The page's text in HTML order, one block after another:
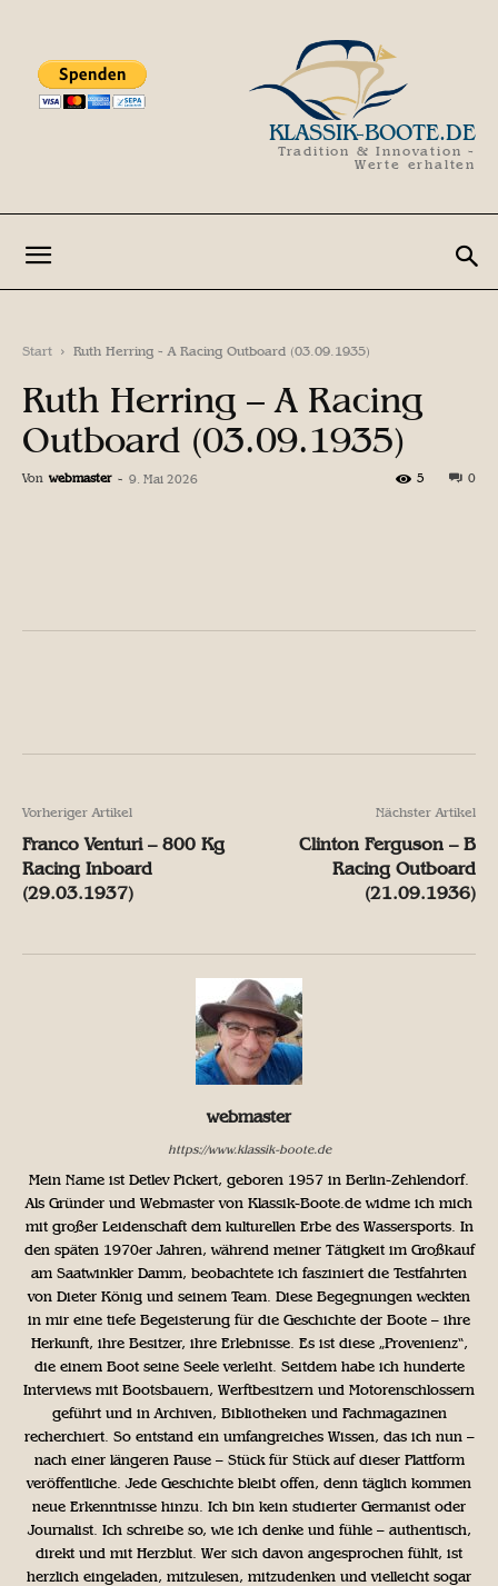
KLASSIK-BOOTE.DE
Tradition & Innovation -
Werte erhalten
Start Ruth Herring - A Racing Outboard (03.09.1935)
Ruth Herring – A Racing
Outboard (03.09.1935)
Von webmaster - 9. Mai 2026 0
5
Vorheriger Artikel
Franco Venturi – 800 Kg
Racing Inboard
(29.03.1937)
Nächster Artikel
Clinton Ferguson – B
Racing Outboard
(21.09.1936)
webmaster
https://www.klassik-boote.de
Mein Name ist Detlev Pickert, geboren 1957 in Berlin-Zehlendorf.
Als Gründer und Webmaster von Klassik-Boote.de widme ich mich
mit großer Leidenschaft dem kulturellen Erbe des Wassersports. In
den späten 1970er Jahren, während meiner Tätigkeit im Großkauf
am Saatwinkler Damm, beobachtete ich fasziniert die Testfahrten
von Dieter König und seinem Team. Diese Begegnungen weckten
in mir eine tiefe Begeisterung für die Geschichte der Boote – ihre
Herkunft, ihre Besitzer, ihre Erlebnisse. Es ist diese „Provenienz“,
die einem Boot seine Seele verleiht. Seitdem habe ich hunderte
Interviews mit Bootsbauern, Werftbesitzern und Motorenschlossern
geführt und in Archiven, Bibliotheken und Fachmagazinen
recherchiert. So entstand ein umfangreiches Wissen, das ich nun –
nach einer längeren Pause – Stück für Stück auf dieser Plattform
veröffentliche. Jede Geschichte bleibt offen, denn täglich kommen
neue Erkenntnisse hinzu. Ich bin kein studierter Germanist oder
Journalist. Ich schreibe so, wie ich denke und fühle – authentisch,
direkt und mit Herzblut. Wer sich davon angesprochen fühlt, ist
herzlich eingeladen, mitzulesen, mitzudenken und vielleicht sogar